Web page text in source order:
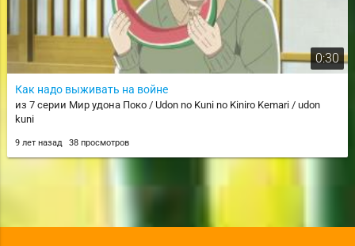
0:30
Как надо выживать на войне
из 7 серии Мир удона Поко / Udon no Kuni no Kiniro Kemari / udon
kuni
9 лет назад 38 просмотров